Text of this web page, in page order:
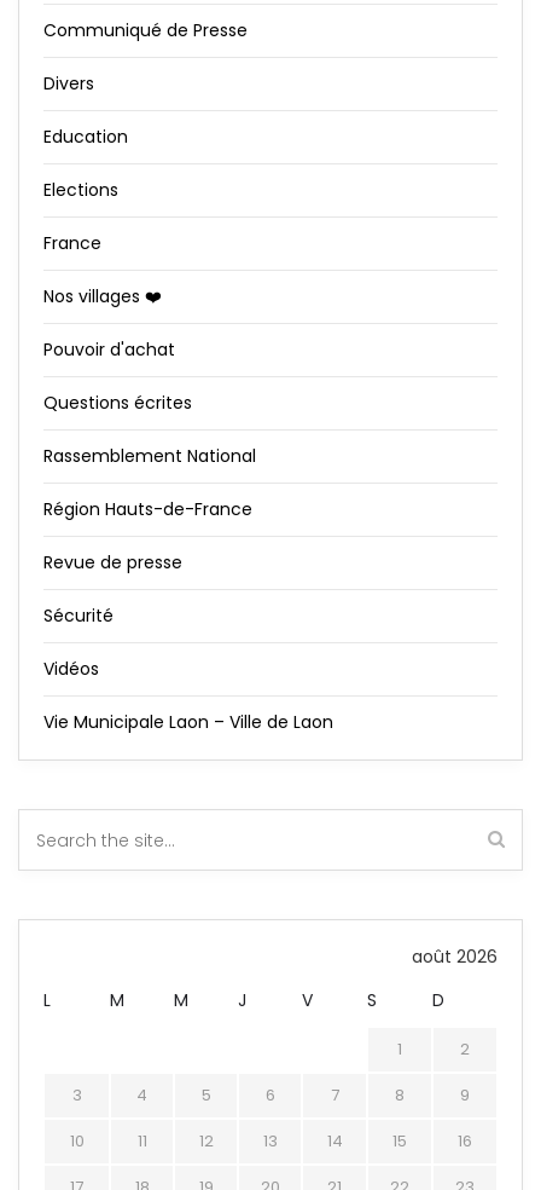
Communiqué de Presse
Divers
Education
Elections
France
Nos villages ❤️
Pouvoir d'achat
Questions écrites
Rassemblement National
Région Hauts-de-France
Revue de presse
Sécurité
Vidéos
Vie Municipale Laon – Ville de Laon
août 2026
L
M M J V S D
1
2
3
4 5 6 7 8
9
10
11 12 13 14 15
16